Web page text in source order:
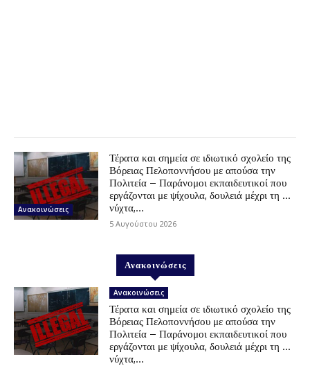
Ανακοινώσεις
Τέρατα και σημεία σε ιδιωτικό σχολείο της
Βόρειας Πελοποννήσου με απούσα την
Πολιτεία – Παράνομοι εκπαιδευτικοί που
εργάζονται με ψίχουλα, δουλειά μέχρι τη …
νύχτα,...
5 Αυγούστου 2026
Ανακοινώσεις
Ανακοινώσεις
Τέρατα και σημεία σε ιδιωτικό σχολείο της
Βόρειας Πελοποννήσου με απούσα την
Πολιτεία – Παράνομοι εκπαιδευτικοί που
εργάζονται με ψίχουλα, δουλειά μέχρι τη …
νύχτα,...